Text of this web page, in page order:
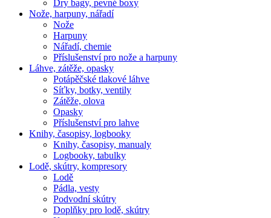
Dry bagy, pevné boxy
Nože, harpuny, nářadí
Nože
Harpuny
Nářadí, chemie
Příslušenství pro nože a harpuny
Láhve, zátěže, opasky
Potápěčské tlakové láhve
Síťky, botky, ventily
Zátěže, olova
Opasky
Příslušenství pro lahve
Knihy, časopisy, logbooky
Knihy, časopisy, manualy
Logbooky, tabulky
Lodě, skútry, kompresory
Lodě
Pádla, vesty
Podvodní skútry
Doplňky pro lodě, skútry